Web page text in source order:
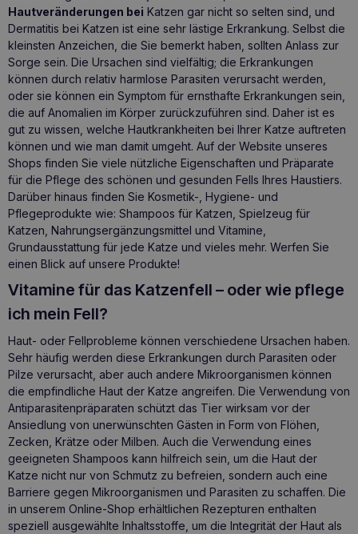
Hautveränderungen bei Katzen gar nicht so selten sind, und
Dermatitis bei Katzen ist eine sehr lästige Erkrankung. Selbst die
kleinsten Anzeichen, die Sie bemerkt haben, sollten Anlass zur
Sorge sein. Die Ursachen sind vielfältig; die Erkrankungen
können durch relativ harmlose Parasiten verursacht werden,
oder sie können ein Symptom für ernsthafte Erkrankungen sein,
die auf Anomalien im Körper zurückzuführen sind. Daher ist es
gut zu wissen, welche Hautkrankheiten bei Ihrer Katze auftreten
können und wie man damit umgeht. Auf der Website unseres
Shops finden Sie viele nützliche Eigenschaften und Präparate
für die Pflege des schönen und gesunden Fells Ihres Haustiers.
Darüber hinaus finden Sie Kosmetik-, Hygiene- und
Pflegeprodukte wie: Shampoos für Katzen Spielzeug für
Katzen , Nahrungsergänzungsmittel und Vitamine,
Grundausstattung für jede Katze und vieles mehr. Werfen Sie
einen Blick auf unsere Produkte!
Vitamine für das Katzenfell – oder wie pflege
ich mein Fell?
Haut- oder Fellprobleme können verschiedene Ursachen haben.
Sehr häufig werden diese Erkrankungen durch Parasiten oder
Pilze verursacht, aber auch andere Mikroorganismen können
die empfindliche Haut der Katze angreifen. Die Verwendung von
Antiparasitenpräparaten schützt das Tier wirksam vor der
Ansiedlung von unerwünschten Gästen in Form von Flöhen,
Zecken, Krätze oder Milben. Auch die Verwendung eines
geeigneten Shampoos kann hilfreich sein, um die Haut der
Katze nicht nur von Schmutz zu befreien, sondern auch eine
Barriere gegen Mikroorganismen und Parasiten zu schaffen. Die
in unserem Online-Shop erhältlichen Rezepturen enthalten
speziell ausgewählte Inhaltsstoffe, um die Integrität der Haut als